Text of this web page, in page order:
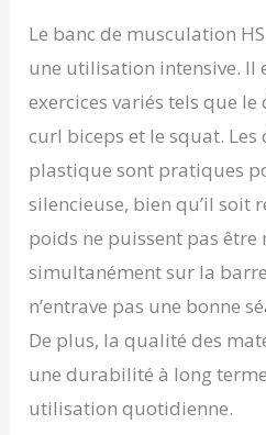
de
les
167
Le banc de musculation
une utilisation intensive. Il
exercices variés tels que le
curl biceps et le squat.
plastique sont pratiques
silencieuse, bien qu’il soit
poids ne puissent pas être
simultanément sur la
n’entrave pas une bonne
De plus, la qualité des
une durabilité à long
utilisation quotidienne.